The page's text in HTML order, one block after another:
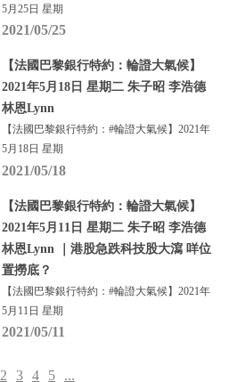
5月25日 星期
2021/05/25
【法國巴黎銀行特約：輪證大氣候】
2021年5月18日 星期二 朱子昭 李浩德
林恩Lynn
【法國巴黎銀行特約：#輪證大氣候】2021年
5月18日 星期
2021/05/18
【法國巴黎銀行特約：輪證大氣候】
2021年5月11日 星期二 朱子昭 李浩德
林恩Lynn ｜港股急跌科技股大瀉 咩位
置撈底？
【法國巴黎銀行特約：#輪證大氣候】2021年
5月11日 星期
2021/05/11
2 3 4 5 ...